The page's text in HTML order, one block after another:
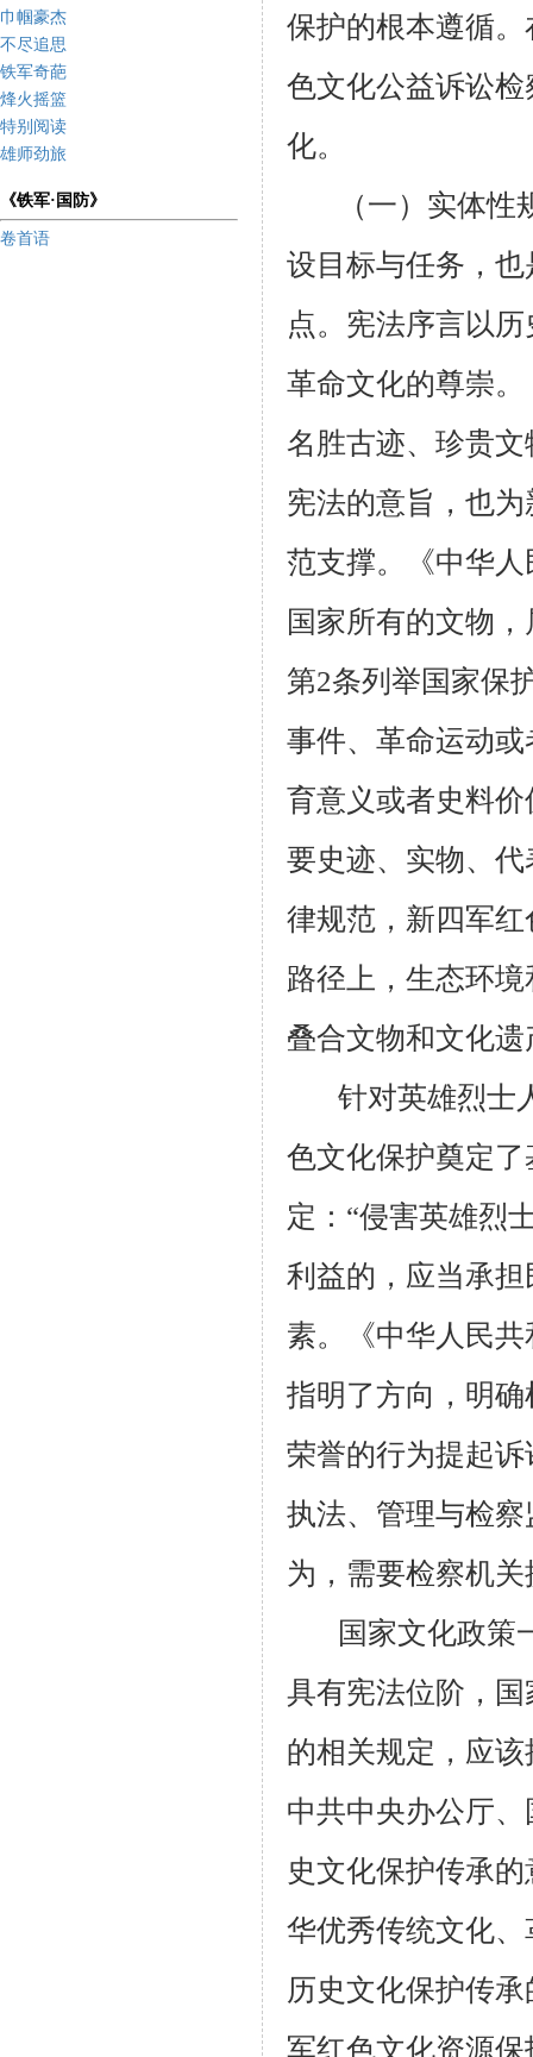
巾帼豪杰
不尽追思
铁军奇葩
烽火摇篮
特别阅读
雄师劲旅
《铁军·国防》
卷首语
保护的根本遵循
色文化公益诉讼
化。
（一）实体
设目标与任务，
点。宪法序言以
革命文化的尊崇
名胜古迹、珍贵
宪法的意旨，也
范支撑。《中华
国家所有的文物
第2条列举国家保
事件、革命运动
育意义或者史料价
要史迹、实物、
律规范，新四军
路径上，生态环
叠合文物和文化
针对英雄烈士
色文化保护奠定
定：“侵害英雄烈
利益的，应当承
素。《中华人民
指明了方向，明
荣誉的行为提起
执法、管理与检
为，需要检察机
国家文化政策
具有宪法位阶，
的相关规定，应
中共中央办公厅
史文化保护传承
华优秀传统文化
历史文化保护传
军红色文化资源